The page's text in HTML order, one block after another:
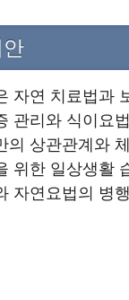
자연 치료법과
관리와 식이요법
의 상관관계와
위한 일상생활
자연요법의 병